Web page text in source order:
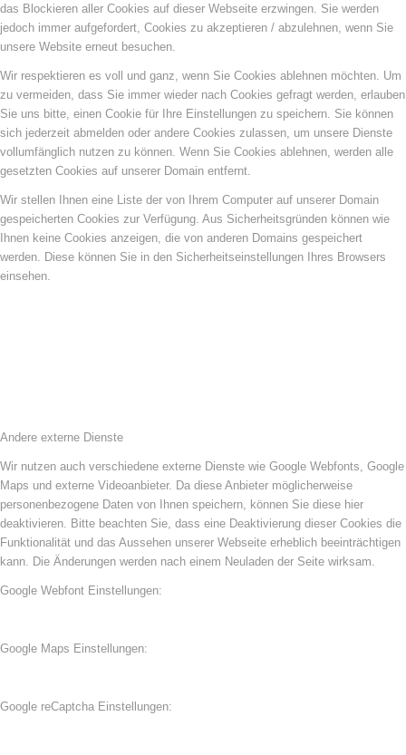
das Blockieren aller Cookies auf dieser Webseite erzwingen. Sie werden
jedoch immer aufgefordert, Cookies zu akzeptieren / abzulehnen, wenn Sie
unsere Website erneut besuchen.
Wir respektieren es voll und ganz, wenn Sie Cookies ablehnen möchten. Um
zu vermeiden, dass Sie immer wieder nach Cookies gefragt werden, erlauben
Sie uns bitte, einen Cookie für Ihre Einstellungen zu speichern. Sie können
sich jederzeit abmelden oder andere Cookies zulassen, um unsere Dienste
vollumfänglich nutzen zu können. Wenn Sie Cookies ablehnen, werden alle
gesetzten Cookies auf unserer Domain entfernt.
Wir stellen Ihnen eine Liste der von Ihrem Computer auf unserer Domain
gespeicherten Cookies zur Verfügung. Aus Sicherheitsgründen können wie
Ihnen keine Cookies anzeigen, die von anderen Domains gespeichert
werden. Diese können Sie in den Sicherheitseinstellungen Ihres Browsers
einsehen.
Andere externe Dienste
Wir nutzen auch verschiedene externe Dienste wie Google Webfonts, Google
Maps und externe Videoanbieter. Da diese Anbieter möglicherweise
personenbezogene Daten von Ihnen speichern, können Sie diese hier
deaktivieren. Bitte beachten Sie, dass eine Deaktivierung dieser Cookies die
Funktionalität und das Aussehen unserer Webseite erheblich beeinträchtigen
kann. Die Änderungen werden nach einem Neuladen der Seite wirksam.
Google Webfont Einstellungen:
Google Maps Einstellungen:
Google reCaptcha Einstellungen: